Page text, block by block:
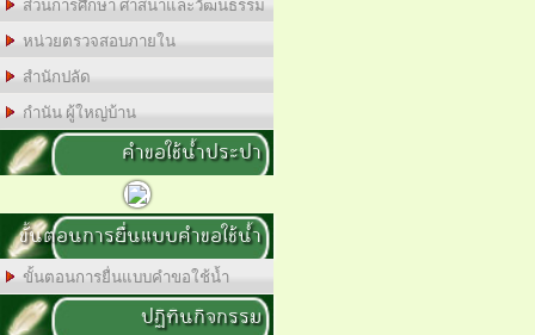
ส่วนการศึกษา ศาสนาและวัฒนธรรม
หน่วยตรวจสอบภายใน
สำนักปลัด
กำนัน ผู้ใหญ่บ้าน
คำขอใช้น้ำประปา
ขั้นตอนการยื่นแบบคำขอใช้น้ำ
ขั้นตอนการยื่นแบบคำขอใช้น้ำ
ปฏิทินกิจกรรม